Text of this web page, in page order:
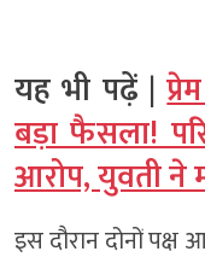
यह भी पढ़ें |
बड़ा फैसला!
आरोप, युवती ने
इस दौरान दोनों